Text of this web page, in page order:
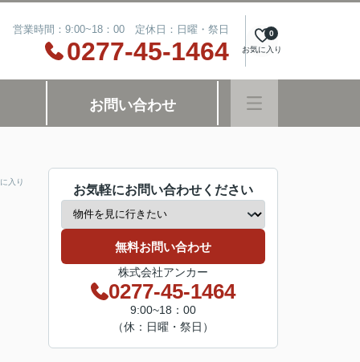
営業時間：9:00~18：00 定休日：日曜・祭日
0277-45-1464 お気に入り
0
お問い合わせ
入り
お気軽にお問い合わせください
無料お問い合わせ
株式会社アンカー
0277-45-1464
9:00~18：00
（休：日曜・祭日）